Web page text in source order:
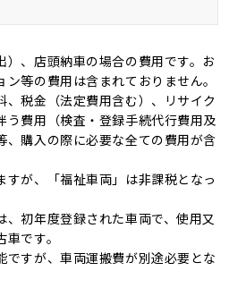
ーム
イト
4WD
グカー
、店頭納車の場合の費用です。お
等の費用は含まれておりません。
税金（法定費用含む）、リサイク
う費用（検査・登録手続代行費用及
、購入の際に必要な全ての費用が含
が、「福祉車両」は非課税となっ
初年度登録された車両で、使用又
です。
すが、車両運搬費が別途必要とな